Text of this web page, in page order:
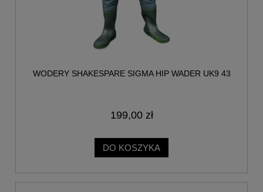
WODERY SHAKESPARE SIGMA HIP WADER UK9 43
199,00 zł
DO KOSZYKA